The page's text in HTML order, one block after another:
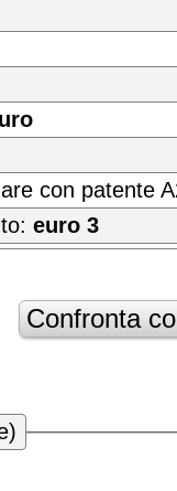
con patente
euro 3